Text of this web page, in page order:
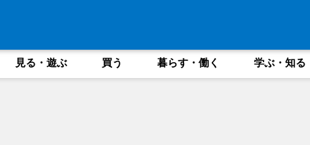
見る・遊ぶ 買う 暮らす・働く 学ぶ・知る